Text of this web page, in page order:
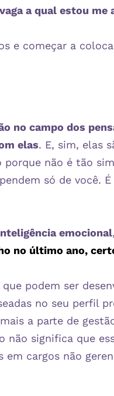
a qual estou me
e começar a
no campo dos
elas. E, sim, elas
não é tão
só de você.
emocional
no último ano,
podem ser
no seu perfil
a parte de
não significa que
cargos não